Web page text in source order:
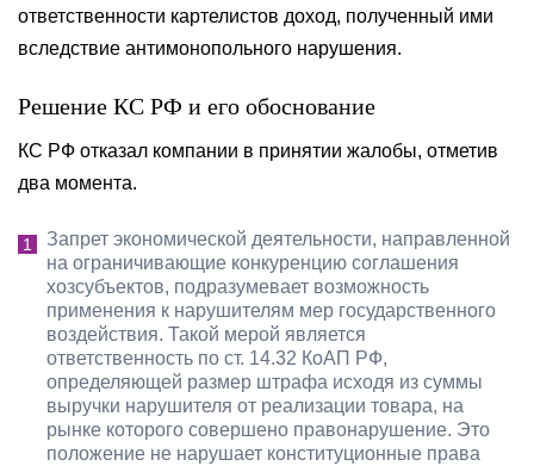
ответственности картелистов доход, полученный ими
вследствие антимонопольного нарушения.
Решение КС РФ и его обоснование
КС РФ отказал компании в принятии жалобы, отметив
два момента.
Запрет экономической деятельности, направленной
на ограничивающие конкуренцию соглашения
хозсубъектов, подразумевает возможность
применения к нарушителям мер государственного
воздействия. Такой мерой является
ответственность по ст. 14.32 КоАП РФ,
определяющей размер штрафа исходя из суммы
выручки нарушителя от реализации товара, на
рынке которого совершено правонарушение. Это
положение не нарушает конституционные права